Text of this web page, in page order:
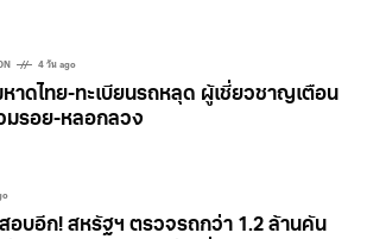
4 วัน ago
าดไทย-ทะเบียนรถหลุด ผู้เชี่ยวชาญเตือน
มรอย-หลอกลวง
สอบอีก! สหรัฐฯ ตรวจรถกว่า 1.2 ล้านคัน